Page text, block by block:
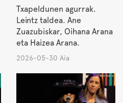
Txapeldunen agurrak.
Leintz taldea. Ane
Zuazubiskar, Oihana Arana
eta Haizea Arana.
2026-05-30 Aia